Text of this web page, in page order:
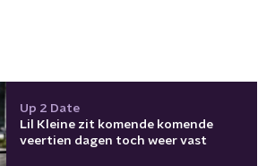
Up 2 Date
Lil Kleine zit komende komende
veertien dagen toch weer vast